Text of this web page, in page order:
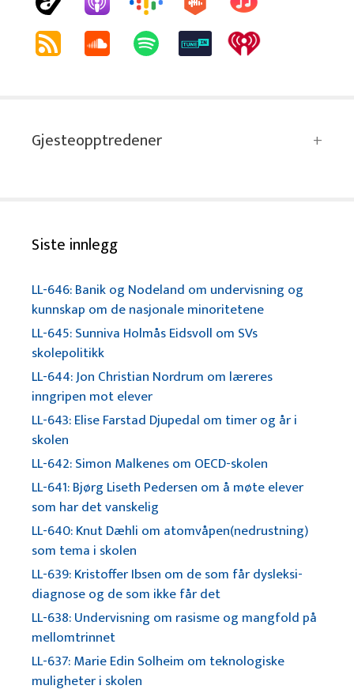
Gjesteopptredener
Siste innlegg
LL-646: Banik og Nodeland om undervisning og
kunnskap om de nasjonale minoritetene
LL-645: Sunniva Holmås Eidsvoll om SVs
skolepolitikk
LL-644: Jon Christian Nordrum om læreres
inngripen mot elever
LL-643: Elise Farstad Djupedal om timer og år i
skolen
LL-642: Simon Malkenes om OECD-skolen
LL-641: Bjørg Liseth Pedersen om å møte elever
som har det vanskelig
LL-640: Knut Dæhli om atomvåpen(nedrustning)
som tema i skolen
LL-639: Kristoffer Ibsen om de som får dysleksi-
diagnose og de som ikke får det
LL-638: Undervisning om rasisme og mangfold på
mellomtrinnet
LL-637: Marie Edin Solheim om teknologiske
muligheter i skolen